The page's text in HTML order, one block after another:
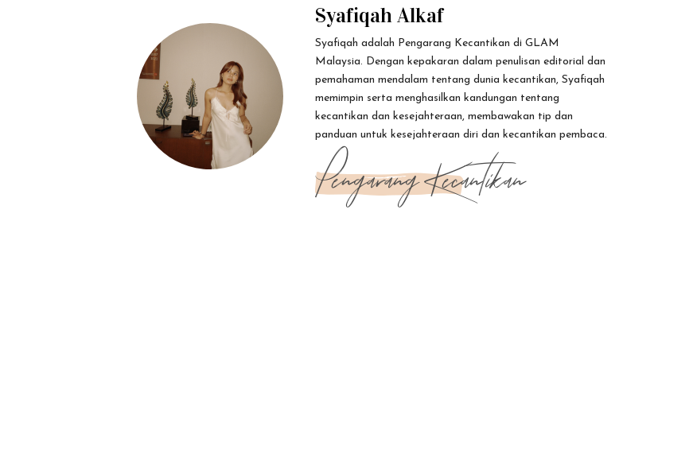
Syafiqah Alkaf
Syafiqah adalah Pengarang Kecantikan di GLAM
Malaysia. Dengan kepakaran dalam penulisan editorial dan
pemahaman mendalam tentang dunia kecantikan, Syafiqah
memimpin serta menghasilkan kandungan tentang
kecantikan dan kesejahteraan, membawakan tip dan
panduan untuk kesejahteraan diri dan kecantikan pembaca.
Pengarang Kecantikan